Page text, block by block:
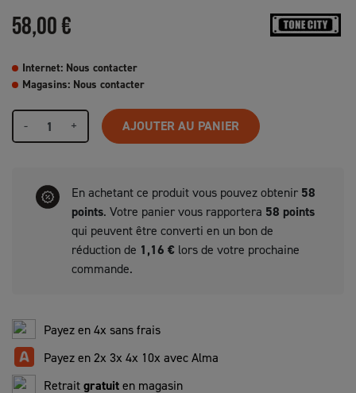
58,00 €
Internet: Nous contacter
Magasins: Nous contacter
- + AJOUTER AU PANIER
En achetant ce produit vous pouvez obtenir 58
points. Votre panier vous rapportera 58 points
qui peuvent être converti en un bon de
réduction de 1,16 €lors de votre prochaine
commande.
Payez en 4x sans frais
Payez en 2x 3x 4x 10x avec Alma
Retraitgratuiten magasin